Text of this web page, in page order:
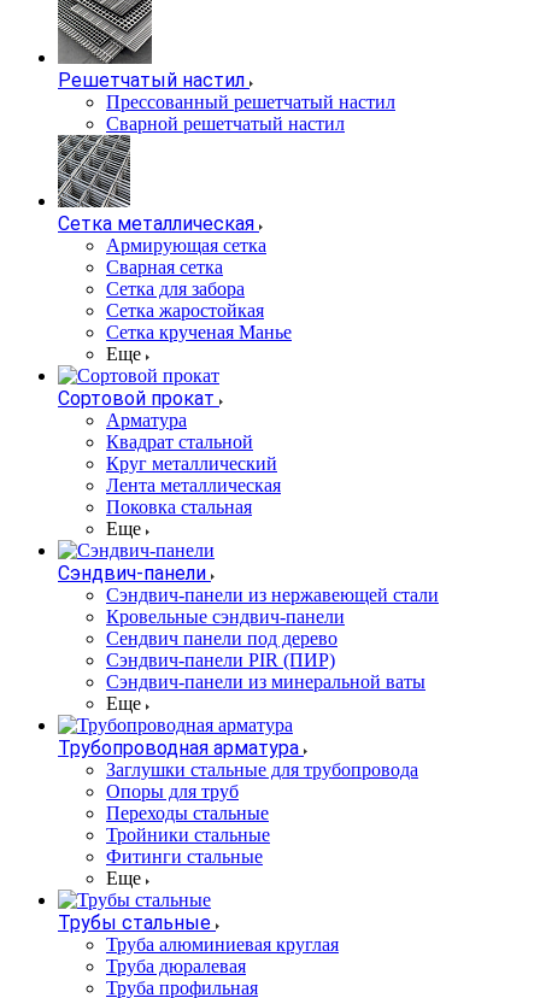
Решетчатый настил
Прессованный решетчатый настил
Сварной решетчатый настил
Сетка металлическая
Армирующая сетка
Сварная сетка
Сетка для забора
Сетка жаростойкая
Сетка крученая Манье
Еще
Сортовой прокат
Арматура
Квадрат стальной
Круг металлический
Лента металлическая
Поковка стальная
Еще
Сэндвич-панели
Cэндвич-панели из нержавеющей стали
Кровельные сэндвич-панели
Сендвич панели под дерево
Сэндвич-панели PIR (ПИР)
Сэндвич-панели из минеральной ваты
Еще
Трубопроводная арматура
Заглушки стальные для трубопровода
Опоры для труб
Переходы стальные
Тройники стальные
Фитинги стальные
Еще
Трубы стальные
Труба алюминиевая круглая
Труба дюралевая
Труба профильная